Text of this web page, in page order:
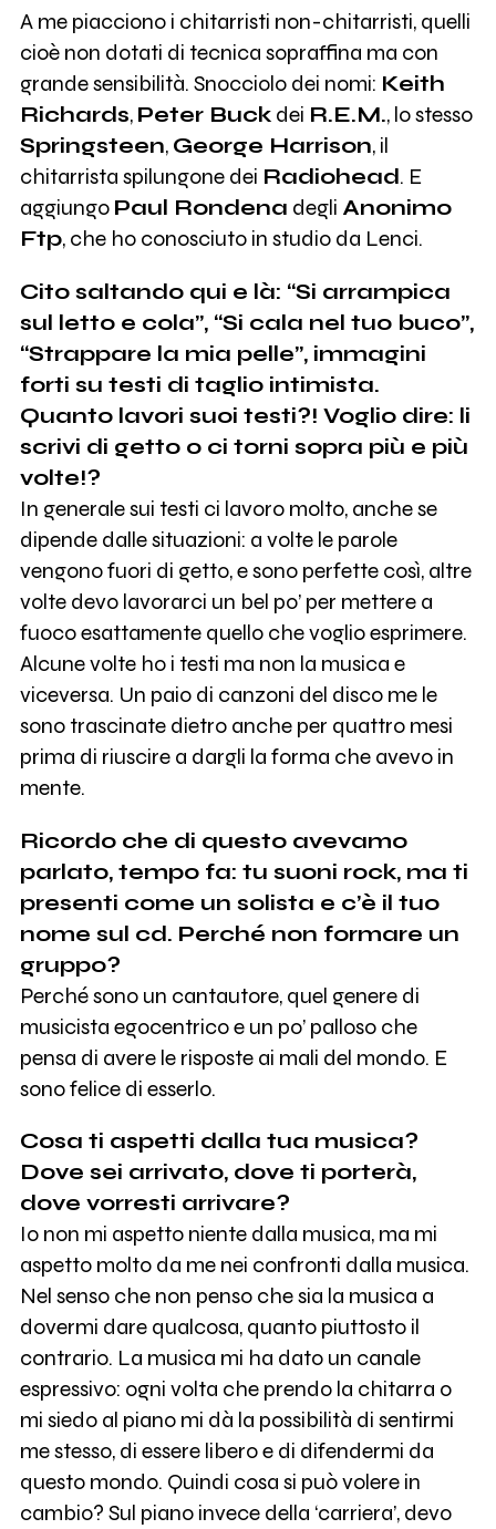
A me piacciono i chitarristi non-chitarristi, quelli
cioè non dotati di tecnica sopraffina ma con
grande sensibilità. Snocciolo dei nomi: Keith
Richards, Peter Buckdei R.E.M., lo stesso
Springsteen, George Harrison, il
chitarrista spilungone dei Radiohead. E
aggiungo Paul Rondena degli Anonimo
Ftp, che ho conosciuto in studio da Lenci.
Cito saltando qui e là: “Si arrampica
sul letto e cola”, “Si cala nel tuo buco”,
“Strappare la mia pelle”, immagini
forti su testi di taglio intimista.
Quanto lavori suoi testi?! Voglio dire: li
scrivi di getto o ci torni sopra più e più
volte!?
In generale sui testi ci lavoro molto, anche se
dipende dalle situazioni: a volte le parole
vengono fuori di getto, e sono perfette così, altre
volte devo lavorarci un bel po’ per mettere a
fuoco esattamente quello che voglio esprimere.
Alcune volte ho i testi ma non la musica e
viceversa. Un paio di canzoni del disco me le
sono trascinate dietro anche per quattro mesi
prima di riuscire a dargli la forma che avevo in
mente.
Ricordo che di questo avevamo
parlato, tempo fa: tu suoni rock, ma ti
presenti come un solista e c’è il tuo
nome sul cd. Perché non formare un
gruppo?
Perché sono un cantautore, quel genere di
musicista egocentrico e un po’ palloso che
pensa di avere le risposte ai mali del mondo. E
sono felice di esserlo.
Cosa ti aspetti dalla tua musica?
Dove sei arrivato, dove ti porterà,
dove vorresti arrivare?
Io non mi aspetto niente dalla musica, ma mi
aspetto molto da me nei confronti dalla musica.
Nel senso che non penso che sia la musica a
dovermi dare qualcosa, quanto piuttosto il
contrario. La musica mi ha dato un canale
espressivo: ogni volta che prendo la chitarra o
mi siedo al piano mi dà la possibilità di sentirmi
me stesso, di essere libero e di difendermi da
questo mondo. Quindi cosa si può volere in
cambio? Sul piano invece della ‘carriera’, devo